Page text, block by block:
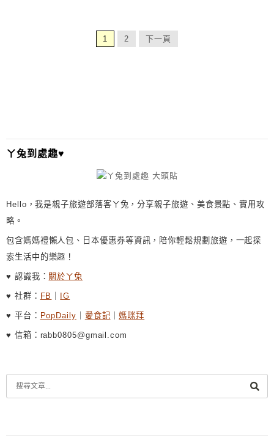
1 2 下一頁
ㄚ兔到處趣♥
Hello，我是親子旅遊部落客ㄚ兔，分享親子旅遊、美食景點、實用攻
略。
包含媽媽禮懶人包、日本優惠券等資訊，陪你輕鬆規劃旅遊，一起探
索生活中的樂趣！
♥ 認識我： 關於ㄚ兔
♥ 社群： FB IG
♥ 平台： PopDaily 愛食記 ｜媽咪拜
♥ 信箱：rabb0805@gmail.com